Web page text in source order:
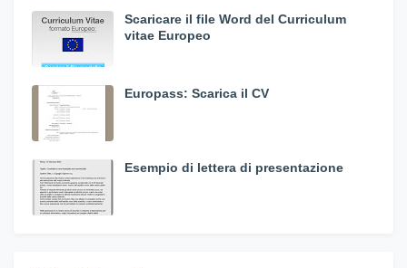
Scaricare il file Word del Curriculum
vitae Europeo
Europass: Scarica il CV
Esempio di lettera di presentazione